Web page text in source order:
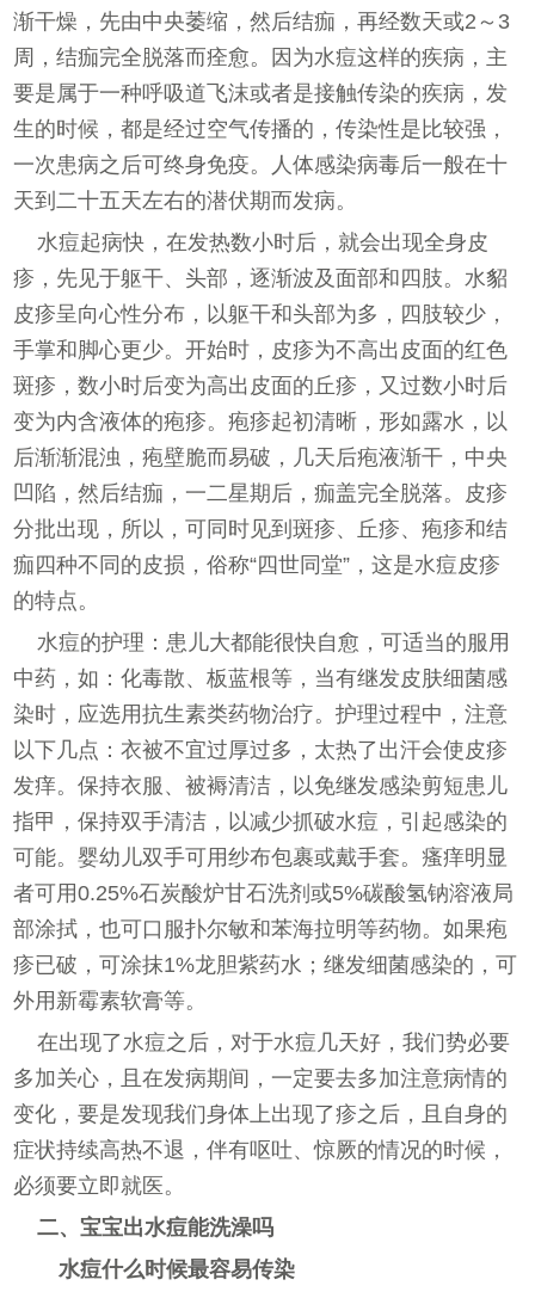
渐干燥，先由中央萎缩，然后结痂，再经数天或2～3
周，结痂完全脱落而痊愈。因为水痘这样的疾病，主
要是属于一种呼吸道飞沫或者是接触传染的疾病，发
生的时候，都是经过空气传播的，传染性是比较强，
一次患病之后可终身免疫。人体感染病毒后一般在十
天到二十五天左右的潜伏期而发病。
水痘起病快，在发热数小时后，就会出现全身皮
疹，先见于躯干、头部，逐渐波及面部和四肢。水貂
皮疹呈向心性分布，以躯干和头部为多，四肢较少，
手掌和脚心更少。开始时，皮疹为不高出皮面的红色
斑疹，数小时后变为高出皮面的丘疹，又过数小时后
变为内含液体的疱疹。疱疹起初清晰，形如露水，以
后渐渐混浊，疱壁脆而易破，几天后疱液渐干，中央
凹陷，然后结痂，一二星期后，痂盖完全脱落。皮疹
分批出现，所以，可同时见到斑疹、丘疹、疱疹和结
痂四种不同的皮损，俗称“四世同堂”，这是水痘皮疹
的特点。
水痘的护理：患儿大都能很快自愈，可适当的服用
中药，如：化毒散、板蓝根等，当有继发皮肤细菌感
染时，应选用抗生素类药物治疗。护理过程中，注意
以下几点：衣被不宜过厚过多，太热了出汗会使皮疹
发痒。保持衣服、被褥清洁，以免继发感染剪短患儿
指甲，保持双手清洁，以减少抓破水痘，引起感染的
可能。婴幼儿双手可用纱布包裹或戴手套。瘙痒明显
者可用0.25%石炭酸炉甘石洗剂或5%碳酸氢钠溶液局
部涂拭，也可口服扑尔敏和苯海拉明等药物。如果疱
疹已破，可涂抹1%龙胆紫药水；继发细菌感染的，可
外用新霉素软膏等。
在出现了水痘之后，对于水痘几天好，我们势必要
多加关心，且在发病期间，一定要去多加注意病情的
变化，要是发现我们身体上出现了疹之后，且自身的
症状持续高热不退，伴有呕吐、惊厥的情况的时候，
必须要立即就医。
二、宝宝出水痘能洗澡吗
水痘什么时候最容易传染